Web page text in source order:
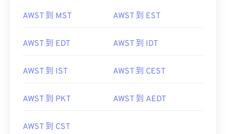
AWST 到 MST AWST 到 EST
AWST 到 EDT AWST 到 IDT
AWST 到 IST AWST 到 CEST
AWST 到 PKT AWST 到 AEDT
AWST 到 CST